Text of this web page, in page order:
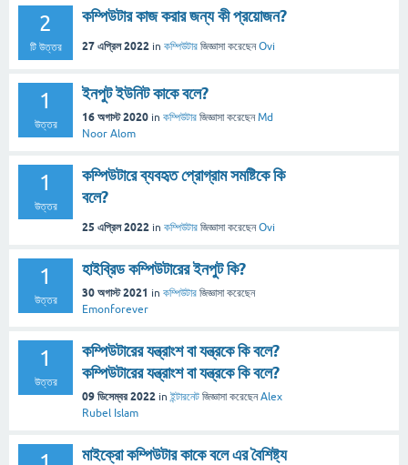
2
টি উত্তর
কম্পিউটার কাজ করার জন্য কী প্রয়োজন?
27 এপ্রিল 2022 in কম্পিউটার জিজ্ঞাসা করেছেনOvi
1
উত্তর
ইনপুট ইউনিট কাকে বলে?
16 অগাস্ট 2020 in কম্পিউটার জিজ্ঞাসা করেছেনMd
Noor Alom
1
উত্তর
কম্পিউটারে ব্যবহৃত প্রোগ্রাম সমষ্টিকে কি
বলে?
25 এপ্রিল 2022 in কম্পিউটার জিজ্ঞাসা করেছেনOvi
1
উত্তর
হাইব্রিড কম্পিউটারের ইনপুট কি?
30 অগাস্ট 2021 in কম্পিউটার জিজ্ঞাসা করেছেন
Emonforever
1
উত্তর
কম্পিউটারের যন্ত্রাংশ বা যন্ত্রকে কি বলে?
কম্পিউটারের যন্ত্রাংশ বা যন্ত্রকে কি বলে?
09 ডিসেম্বর 2022 in ইন্টারনেট জিজ্ঞাসা করেছেনAlex
Rubel Islam
মাইক্রো কম্পিউটার কাকে বলে এর বৈশিষ্ট্য